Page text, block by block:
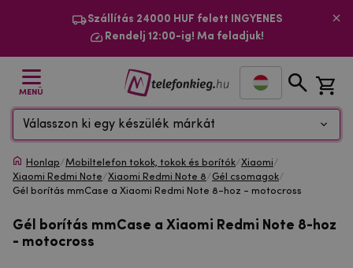
Szállítás 24000 HUF felett INGYENES
Rendelj 12:00-ig! Ma feladjuk!
MENÜ
Válasszon ki egy készülék márkát
Honlap/Mobiltelefon tokok, tokok és borítók/Xiaomi/
Xiaomi Redmi Note/Xiaomi Redmi Note 8/Gél csomagok/
Gél borítás mmCase a Xiaomi Redmi Note 8-hoz - motocross
Gél borítás mmCase a Xiaomi Redmi Note 8-hoz
- motocross